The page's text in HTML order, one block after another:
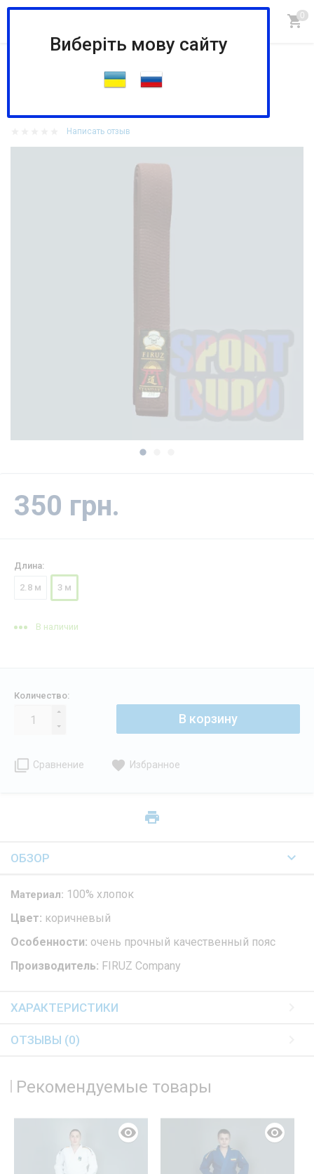
КИМОНО
Пояса для униформы
Пояс коричневый Фируз
Написать отзыв
350 грн.
Длина:
2.8 м 3 м
В наличии
Количество:
В корзину
Сравнение Избранное
ОБЗОР
Материал: 100% хлопок
Цвет: коричневый
Особенности: очень прочный качественный пояс
Производитель: FIRUZ Company
ХАРАКТЕРИСТИКИ
ОТЗЫВЫ (0)
Рекомендуемые товары
Виберіть мову сайту